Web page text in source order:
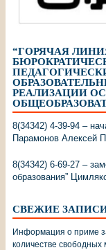
“ГОРЯЧАЯ
РЕАЛИЗАЦИИ
8(34342) 4-39-94 –
Парамонов Алексей
8(34342) 6-69-27 –
образования”
СВЕЖИЕ
Информация о приме
количестве свободных